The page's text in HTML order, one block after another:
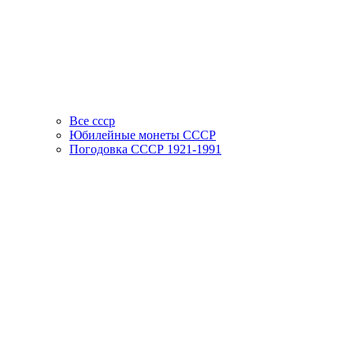
Все ссср
Юбилейные монеты СССР
Погодовка СССР 1921-1991